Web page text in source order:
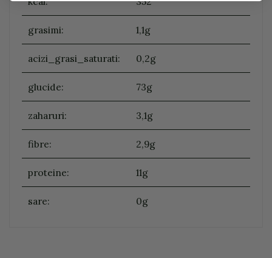
grasimi: 1,1g
acizi_grasi_saturati: 0,2g
glucide: 73g
zaharuri: 3,1g
fibre: 2,9g
proteine: 11g
sare: 0g